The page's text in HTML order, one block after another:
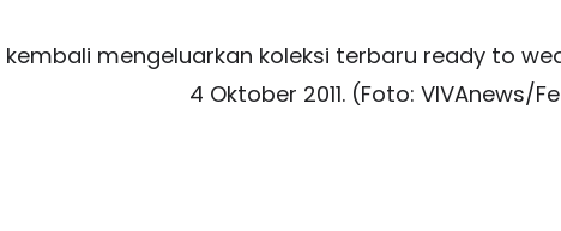
kembali mengeluarkan koleksi terbaru ready to
4 Oktober 2011. (Foto: VIVAnews/